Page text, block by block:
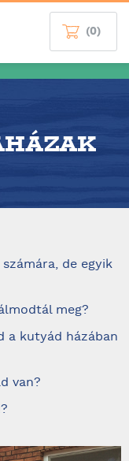
(0)
de egyik
meg?
a kutyád házában
van?